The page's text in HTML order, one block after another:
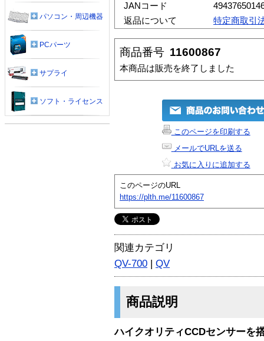
JANコード
返品について
特定商取引
商品番号 11600867
本商品は販売を終了しました
このページを印刷する
メールでURLを送る
お気に入りに追加する
このページのURL
https://plth.me/11600867
関連カテゴリ
QV-700 | QV
商品説明
ハイクオリティCCDセンサーを
パソコン・周辺機器
PCパーツ
サプライ
ソフト・ライセンス